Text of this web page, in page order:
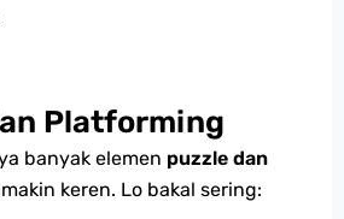
Platforming
banyak elemen puzzle dan
keren. Lo bakal sering: